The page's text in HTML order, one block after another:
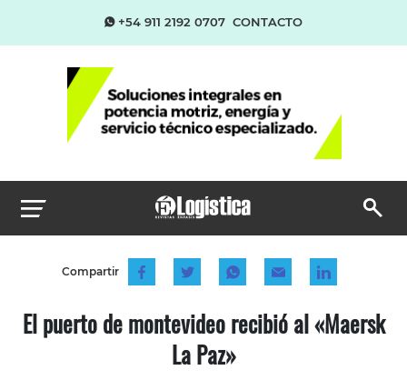
+54 911 2192 0707 CONTACTO
Compartir
El puerto de montevideo recibió al «Maersk
La Paz»